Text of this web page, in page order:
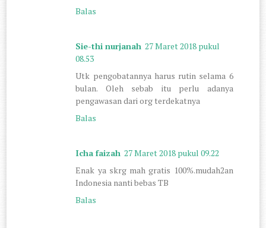
Balas
Sie-thi nurjanah 27 Maret 2018 pukul
08.53
Utk pengobatannya harus rutin selama 6
bulan. Oleh sebab itu perlu adanya
pengawasan dari org terdekatnya
Balas
Icha faizah 27 Maret 2018 pukul 09.22
Enak ya skrg mah gratis 100%.mudah2an
Indonesia nanti bebas TB
Balas